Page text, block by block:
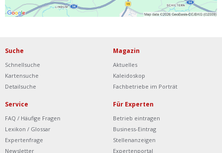
Suche
Schnellsuche
Kartensuche
Detailsuche
Magazin
Aktuelles
Kaleidoskop
Fachbetriebe im Porträt
Service
FAQ / Häufige Fragen
Lexikon / Glossar
Expertenfrage
Newsletter
Für Experten
Betrieb eintragen
Business-Eintrag
Stellenanzeigen
Expertenportal